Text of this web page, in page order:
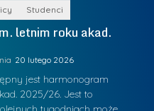
Studenci
letnim roku akad.
20 lutego 2026
jest harmonogram
2025/26. Jest to